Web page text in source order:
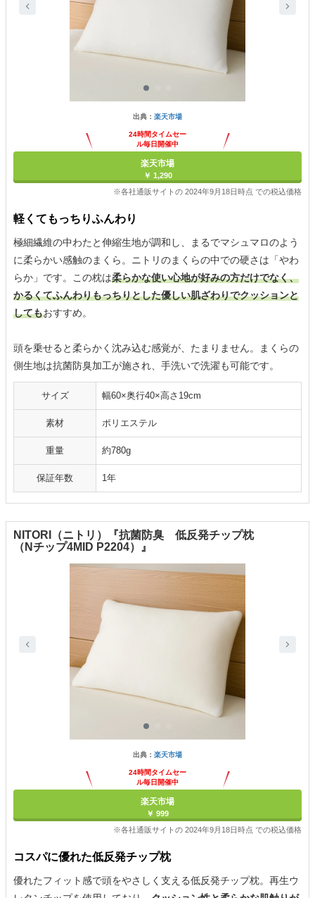
出典： 楽天市場
24時間タイムセー
ル毎日開催中
楽天市場
￥ 1,290
※各社通販サイトの 2024年9月18日時点 での税込価格
軽くてもっちりふんわり
極細繊維の中わたと伸縮生地が調和し、まるでマシュマロのよう
に柔らかい感触のまくら。ニトリのまくらの中での硬さは「やわ
らか」です。この枕は柔らかな使い心地が好みの方だけでなく、
かるくてふんわりもっちりとした優しい肌ざわりでクッションと
してもおすすめ。
頭を乗せると柔らかく沈み込む感覚が、たまりません。まくらの
側生地は抗菌防臭加工が施され、手洗いで洗濯も可能です。
サイズ 幅60×奥行40×高さ19cm
素材 ポリエステル
重量 約780g
保証年数 1年
NITORI（ニトリ）『抗菌防臭 低反発チップ枕
（Nチップ4MID P2204）』
出典： 楽天市場
24時間タイムセー
ル毎日開催中
楽天市場
￥ 999
※各社通販サイトの 2024年9月18日時点 での税込価格
コスパに優れた低反発チップ枕
優れたフィット感で頭をやさしく支える低反発チップ枕。再生ウ